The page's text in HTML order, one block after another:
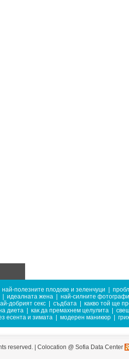
най-полезните плодове и зеленчуци
идеалната жена
най-силните
добрият секс съдбата
какво той ще
диета как да премахнем целулита
есента и зимата
модерен маникюр
reserved. | Colocation @ Sofia Data Center